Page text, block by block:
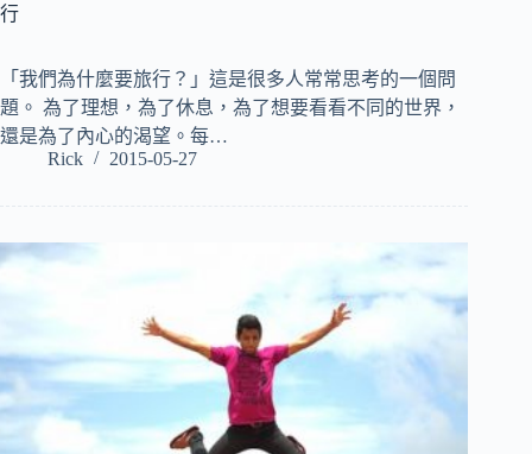
行
「我們為什麼要旅行？」這是很多人常常思考的一個問
題。 為了理想，為了休息，為了想要看看不同的世界，
還是為了內心的渴望。每…
Rick
2015-05-27